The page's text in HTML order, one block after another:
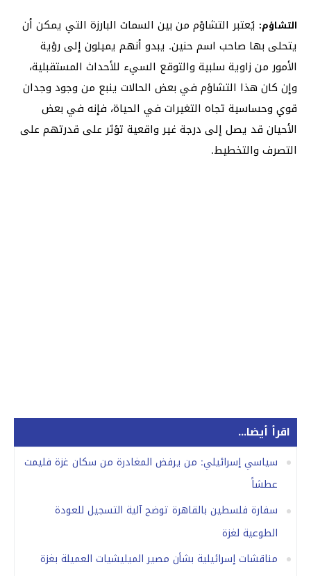
التشاؤم: يُعتبر التشاؤم من بين السمات البارزة التي يمكن أن
يتحلى بها صاحب اسم حنين. يبدو أنهم يميلون إلى رؤية
الأمور من زاوية سلبية والتوقع السيء للأحداث المستقبلية،
وإن كان هذا التشاؤم في بعض الحالات ينبع من وجود وجدان
قوي وحساسية تجاه التغيرات في الحياة، فإنه في بعض
الأحيان قد يصل إلى درجة غير واقعية تؤثر على قدرتهم على
التصرف والتخطيط.
اقرأ أيضا...
سياسي إسرائيلي: من يرفض المغادرة من سكان غزة فليمت
عطشاً
سفارة فلسطين بالقاهرة توضح آلية التسجيل للعودة
الطوعية لغزة
مناقشات إسرائيلية بشأن مصير الميليشيات العميلة بغزة